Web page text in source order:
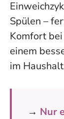
Spülen –
Komfort
einem
im
→ Nur